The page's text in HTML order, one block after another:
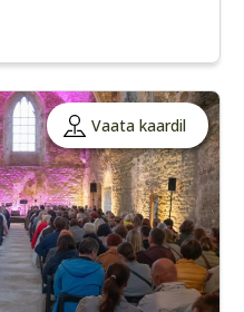
Vaata kaardil